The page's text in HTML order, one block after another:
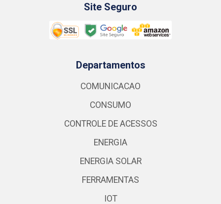
Site Seguro
Departamentos
COMUNICACAO
CONSUMO
CONTROLE DE ACESSOS
ENERGIA
ENERGIA SOLAR
FERRAMENTAS
IOT